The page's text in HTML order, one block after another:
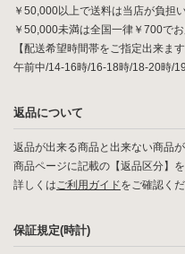
￥50,000以上で送料は当店が負担
￥50,000未満は全国一律￥700でお
【配送希望時間帯をご指定出来ます
午前中/14-16時/16-18時/18-20時/
返品について
返品が出来る商品と出来ない商品が
商品ページに記載の【返品区分】を
詳しくはご利用ガイドをご確認くだ
保証規定(時計)